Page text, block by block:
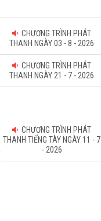
CHƯƠNG TRÌNH PHÁT
THANH NGÀY 03 - 8 - 2026
CHƯƠNG TRÌNH PHÁT
THANH NGÀY 21 - 7 - 2026
CHƯƠNG TRÌNH PHÁT
THANH TIẾNG TÀY NGÀY 11 - 7
- 2026